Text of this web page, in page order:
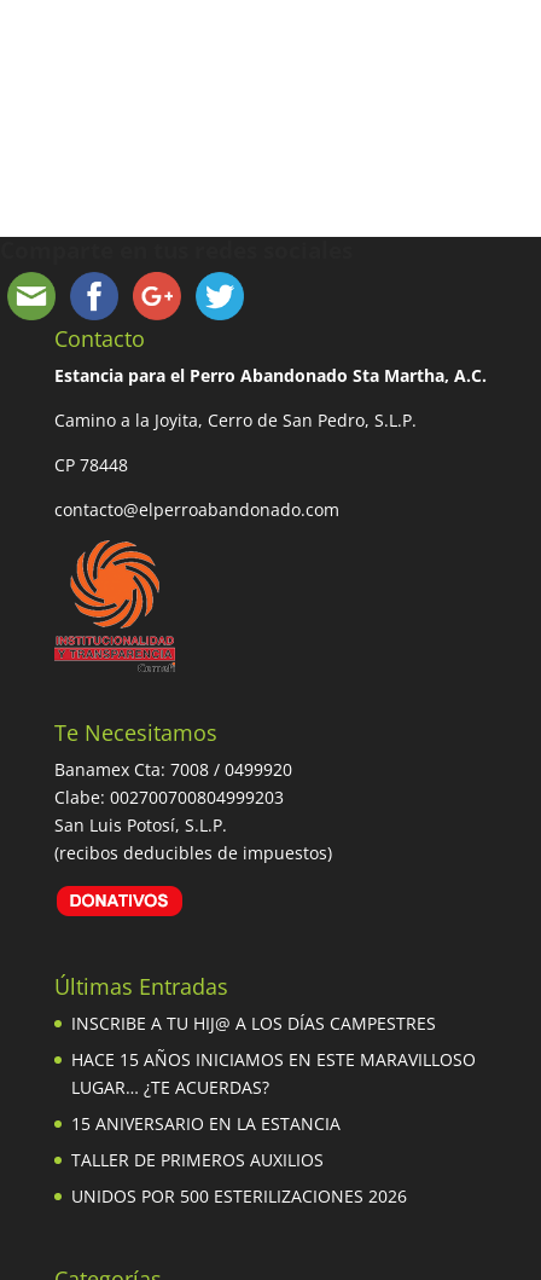
Contacto
Estancia para el Perro Abandonado Sta Martha, A.C.
Camino a la Joyita, Cerro de San Pedro, S.L.P.
CP 78448
contacto@elperroabandonado.com
Te Necesitamos
Banamex Cta: 7008 / 0499920
Clabe: 002700700804999203
San Luis Potosí, S.L.P.
(recibos deducibles de impuestos)
Últimas Entradas
INSCRIBE A TU HIJ@ A LOS DÍAS CAMPESTRES
HACE 15 AÑOS INICIAMOS EN ESTE MARAVILLOSO
LUGAR… ¿TE ACUERDAS?
15 ANIVERSARIO EN LA ESTANCIA
TALLER DE PRIMEROS AUXILIOS
UNIDOS POR 500 ESTERILIZACIONES 2026